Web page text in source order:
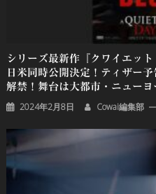
シリーズ最新作『クワイエッ
日米同時公開決定！ティザー
解禁！舞台は大都市・ニューヨ
2024年2月8日 Cowai編集部